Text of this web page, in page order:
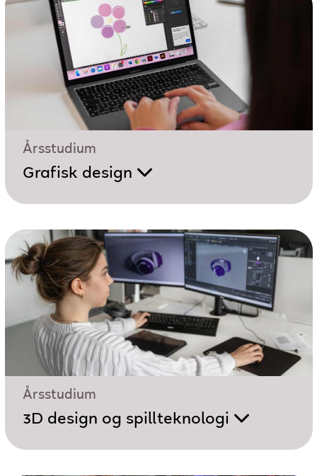
Årsstudium
Grafisk design
Årsstudium
3D design og spillteknologi